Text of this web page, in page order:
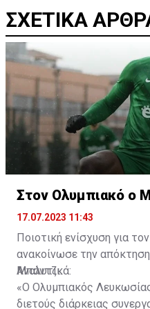
ΣΧΕΤΙΚΑ
Στον Ολυμπιακό ο
17.07.2023 11:43
Ποιοτική ενίσχυση για
ανακοίνωσε την
Μπάντζι.
Αναλυτικά:
«Ο Ολυμπιακός
διετούς διάρκειας